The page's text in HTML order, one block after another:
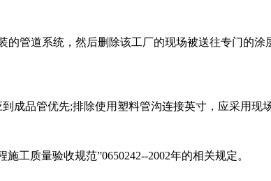
道系统，然后删除该工厂的现场被送往专门的涂
品管优先;排除使用塑料管沟连接英寸，应采用现
质量验收规范”0650242--2002年的相关规定。